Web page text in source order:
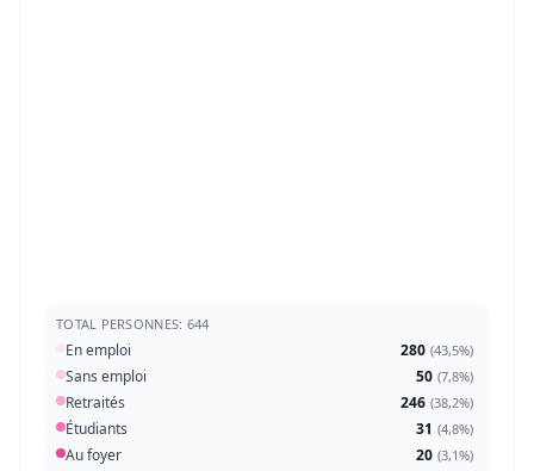
TOTAL PERSONNES: 644
En emploi 280 (43,5%)
Sans emploi 50 (7,8%)
Retraités 246 (38,2%)
Étudiants 31 (4,8%)
Au foyer 20 (3,1%)